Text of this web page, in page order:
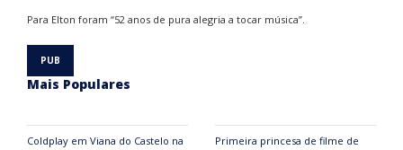
Para Elton foram “52 anos de pura alegria a tocar música”.
Mais Populares
Coldplay em Viana do Castelo na
Primeira princesa de filme de